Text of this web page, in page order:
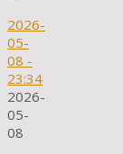
2026-
05-
08 -
23:34
2026-
05-
08